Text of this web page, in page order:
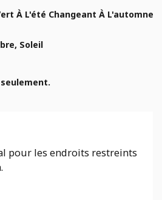
À L'été Changeant À L'automne
Soleil
pour les endroits restreints